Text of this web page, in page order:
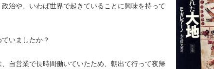
治や、いわば世界で起きていることに興味を持って
いましたか？
自営業で長時間働いていたため、朝出て行って夜帰